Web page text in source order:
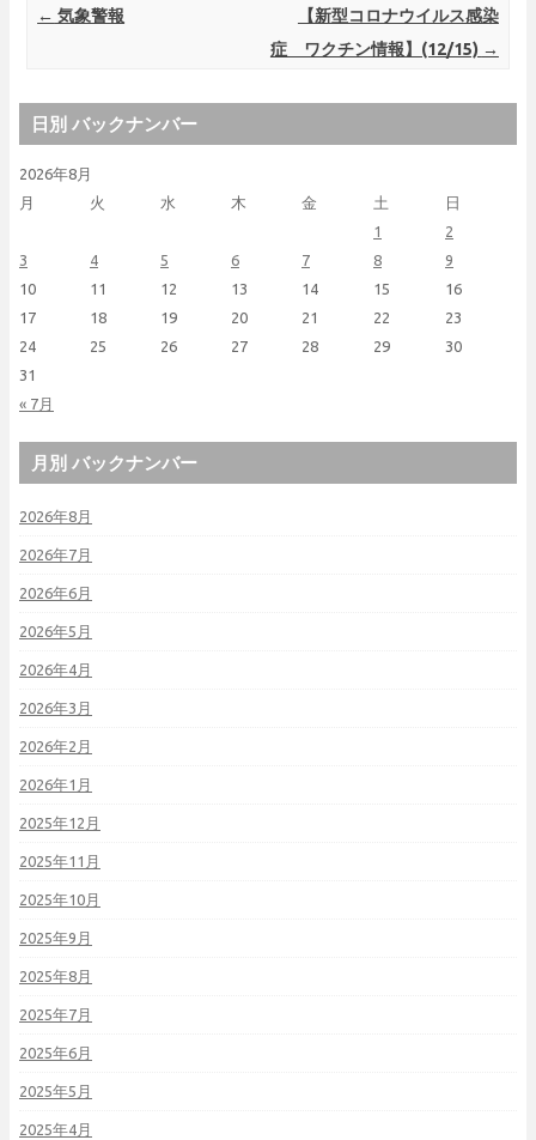
Post navigation
← 気象警報
【新型コロナウイルス感染
症 ワクチン情報】(12/15) →
日別 バックナンバー
2026年8月
月
火 水 木 金 土 日
« 7月
1
2
3
4 5 6 7 8
9
10
11 12 13 14 15
16
17
18 19 20 21 22
23
24
25 26 27 28 29
30
31
月別 バックナンバー
2026年8月
2026年7月
2026年6月
2026年5月
2026年4月
2026年3月
2026年2月
2026年1月
2025年12月
2025年11月
2025年10月
2025年9月
2025年8月
2025年7月
2025年6月
2025年5月
2025年4月